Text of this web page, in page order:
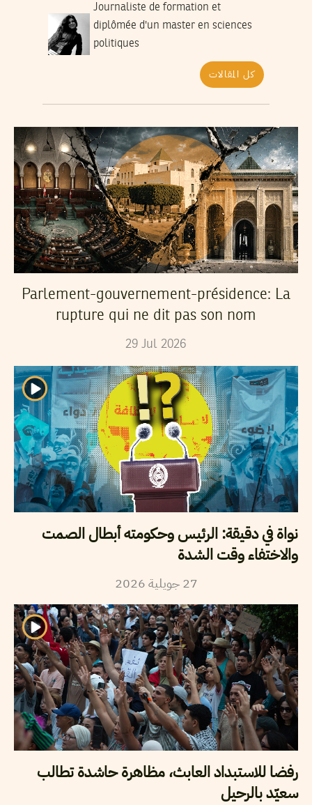
Journaliste de formation et
diplômée d'un master en sciences
politiques
كل المقالات
Parlement-gouvernement-présidence: La
rupture qui ne dit pas son nom
29 Jul 2026
نواة في دقيقة: الرئيس وحكومته أبطال الصمت
والاختفاء وقت الشدة
27 جويلية2026
رفضا للاستبداد العابث، مظاهرة حاشدة تطالب
سعيّد بالرحيل